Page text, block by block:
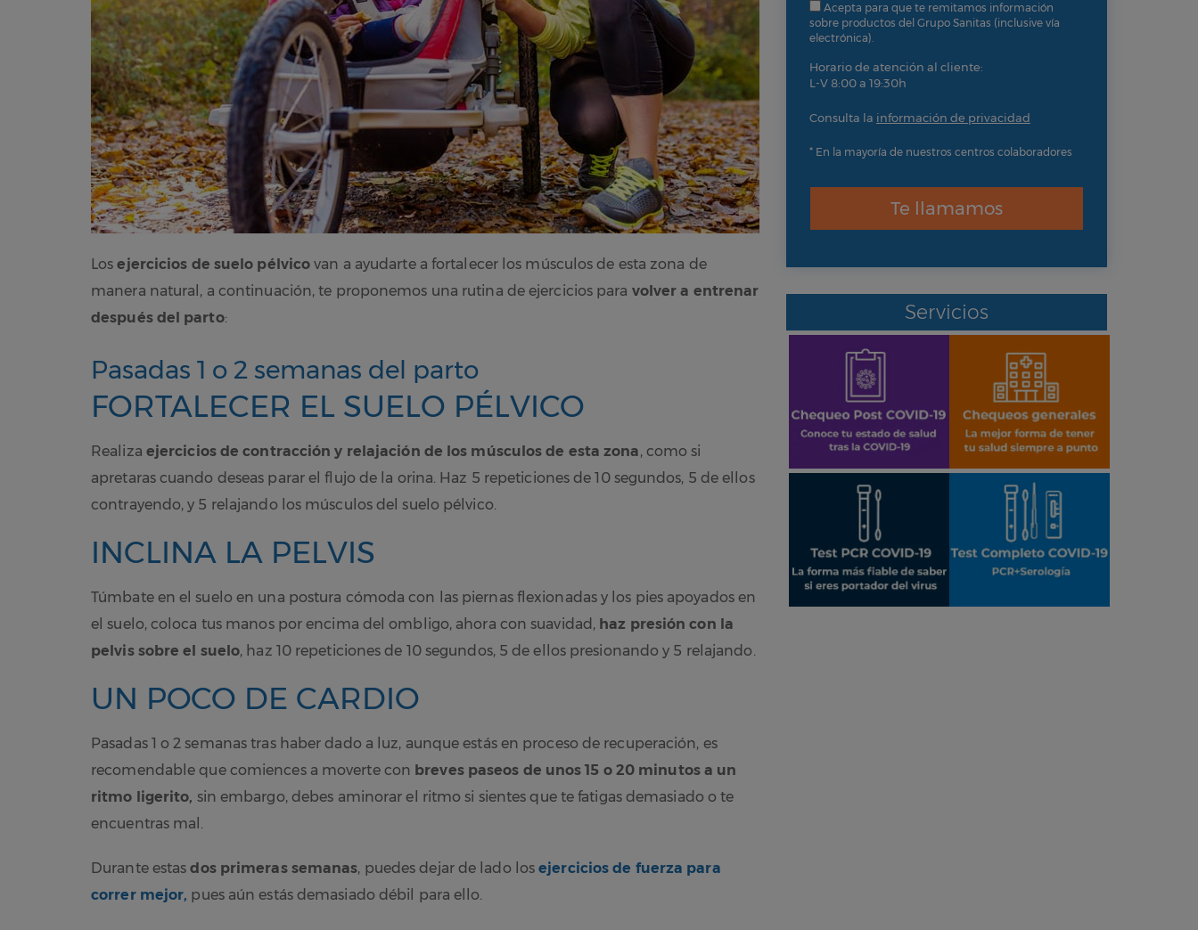
Losejercicios de suelo pélvico van a ayudarte a fortalecer los músculos de esta zona de
manera natural, a continuación, te proponemos una rutina de ejercicios para volver a entrenar
después del parto:
Pasadas 1 o 2 semanas del parto
FORTALECER EL SUELO PÉLVICO
Realiza ejercicios de contracción y relajación de los músculos de esta zona, como si
apretaras cuando deseas parar el flujo de la orina. Haz 5 repeticiones de 10 segundos, 5 de ellos
contrayendo, y 5 relajando los músculos del suelo pélvico.
INCLINA LA PELVIS
Túmbate en el suelo en una postura cómoda con las piernas flexionadas y los pies apoyados en
el suelo, coloca tus manos por encima del ombligo, ahora con suavidad, haz presión con la
pelvis sobre el suelo, haz 10 repeticiones de 10 segundos, 5 de ellos presionando y 5 relajando.
UN POCO DE CARDIO
Pasadas 1 o 2 semanas tras haber dado a luz, aunque estás en proceso de recuperación, es
recomendable que comiences a moverte con breves paseos de unos 15 o 20 minutos a un
ritmo ligerito, sin embargo, debes aminorar el ritmo si sientes que te fatigas demasiado o te
encuentras mal.
Durante estasdos primeras semanas, puedes dejar de lado losejercicios de fuerza para
correr mejor, pues aún estás demasiado débil para ello.
Acepta para que te remitamos información
sobre productos del Grupo Sanitas (inclusive vía
electrónica).
Horario de atención al cliente:
L-V 8:00 a 19:30h
Consulta la información de privacidad
* En la mayoría de nuestros centros colaboradores
Te llamamos
Servicios